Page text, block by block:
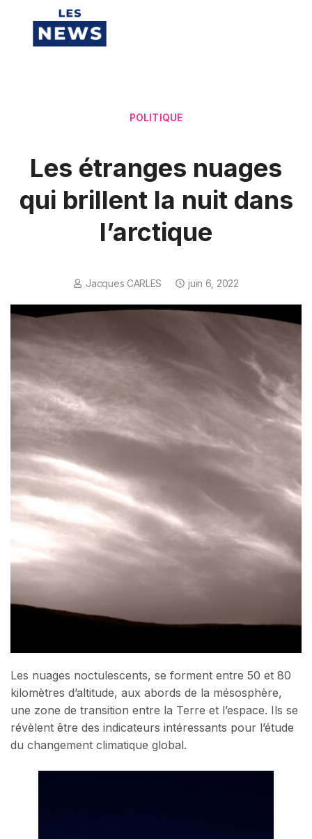
POLITIQUE
Les étranges nuages
qui brillent la nuit dans
l’arctique
Jacques CARLES juin 6, 2022
Les nuages noctulescents, se forment entre 50 et 80
kilomètres d’altitude, aux abords de la mésosphère,
une zone de transition entre la Terre et l’espace. Ils se
révèlent être des indicateurs intéressants pour l’étude
du changement climatique global.